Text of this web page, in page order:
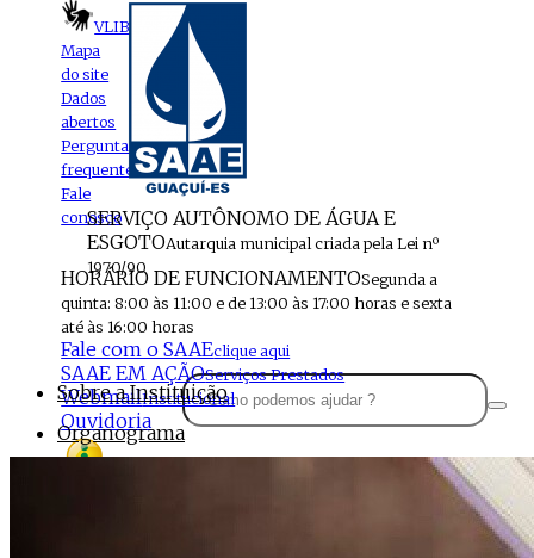
VLIBRAS
Mapa
do site
Dados
abertos
Perguntas
frequentes
Fale
conosco
SERVIÇO AUTÔNOMO DE ÁGUA E
ESGOTOAutarquia municipal criada pela Lei nº
1970/90
HORÁRIO DE FUNCIONAMENTOSegunda a
quinta: 8:00 às 11:00 e de 13:00 às 17:00 horas e sexta
até às 16:00 horas
Fale com o SAAEclique aqui
SAAE EM AÇÃOServiços Prestados
WebmailInstitucional
Ouvidoria
Sobre a Instituição
Organograma